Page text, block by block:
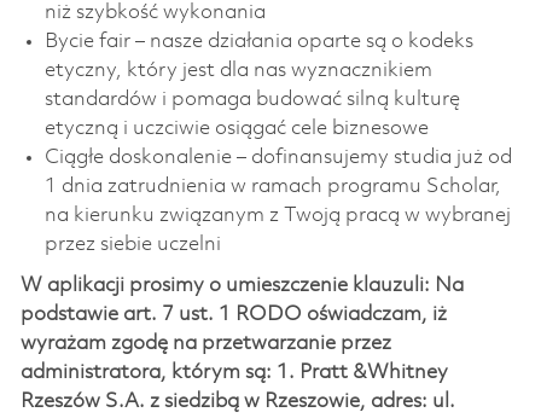
niż szybkość wykonania
Bycie fair – nasze działania oparte są o kodeks
etyczny, który jest dla nas wyznacznikiem
standardów i pomaga budować silną kulturę
etyczną i uczciwie osiągać cele biznesowe
Ciągłe doskonalenie – dofinansujemy studia już od
1 dnia zatrudnienia w ramach programu Scholar,
na kierunku związanym z Twoją pracą w wybranej
przez siebie uczelni
W aplikacji prosimy o umieszczenie klauzuli: Na
podstawie art. 7 ust. 1 RODO oświadczam, iż
wyrażam zgodę na przetwarzanie przez
administratora, którym są: 1. Pratt &Whitney
Rzeszów S.A. z siedzibą w Rzeszowie, adres: ul.